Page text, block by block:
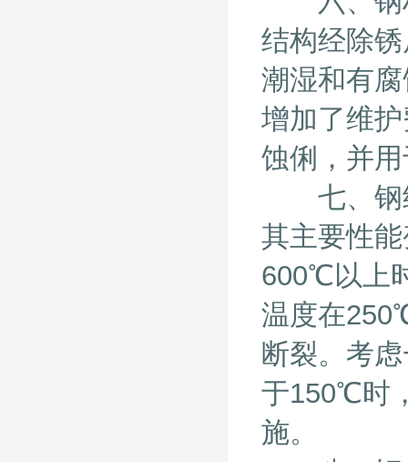
结构经除
潮湿和有
增加了维
蚀俐，并
七、钢
其主要性
600℃以上
温度在
断裂。考
于150℃时
施。